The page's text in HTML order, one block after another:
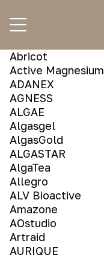
A
Abricot
Active Magnesium
ADANEX
AGNESS
ALGAE
Algasgel
AlgasGold
ALGASTAR
AlgaTea
Allegro
ALV Bioactive
Amazone
AOstudio
Artraid
AURIQUE